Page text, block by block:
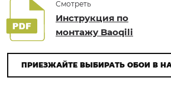
Смотреть
Инструкция по
монтажу Baoqili
ПРИЕЗЖАЙТЕ ВЫБИРАТЬ ОБОИ В